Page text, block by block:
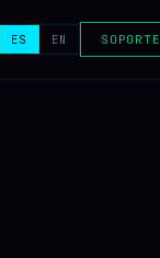
ES EN SOPORTE